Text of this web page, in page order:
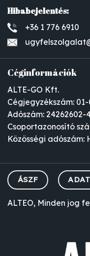
Hibabejelentés:
+36 1 776 6910
Céginformációk
ALTE-GO Kft.
Cégjegyzékszám:
Adószám: 24262602-
Csoportazonosító
Közösségi adószám:
ÁSZF
ALTEO, Minden jog